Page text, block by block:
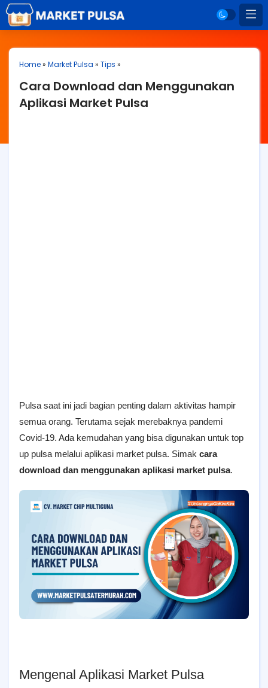
Home» Market Pulsa » Tips »
Cara Download dan Menggunakan
Aplikasi Market Pulsa
Pulsa saat ini jadi bagian penting dalam aktivitas hampir
semua orang. Terutama sejak merebaknya pandemi
Covid-19. Ada kemudahan yang bisa digunakan untuk top
up pulsa melalui aplikasi market pulsa. Simak cara
download dan menggunakan aplikasi market pulsa.
Mengenal Aplikasi Market Pulsa